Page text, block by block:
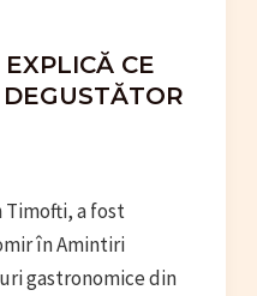
CE
Timofti, a fost
în Amintiri
gastronomice din